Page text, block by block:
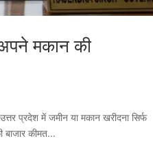
मकान की
प्रदेश में जमीन या मकान खरीदना सिर्फ
बाजार कीमत...